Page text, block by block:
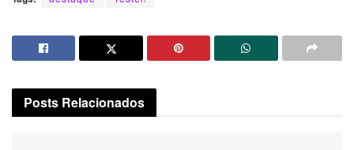
Posts Relacionados